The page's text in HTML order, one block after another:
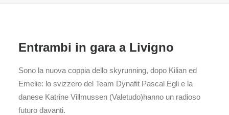
Entrambi in gara a Livigno
Sono la nuova coppia dello skyrunning, dopo Kilian ed
Emelie: lo svizzero del Team Dynafit Pascal Egli e la
danese Katrine Villmussen (Valetudo)hanno un radioso
futuro davanti.